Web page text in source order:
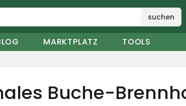
suchen
MARKTPLATZ TOOLS
Buche-